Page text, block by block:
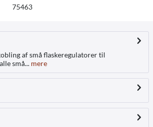
75463
af små flaskeregulatorer til
små... mere